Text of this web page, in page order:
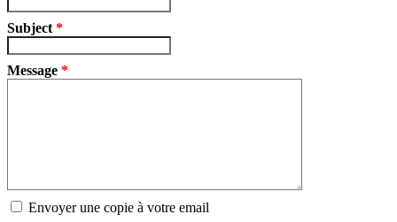
Subject *
Message *
Envoyer une copie à votre email